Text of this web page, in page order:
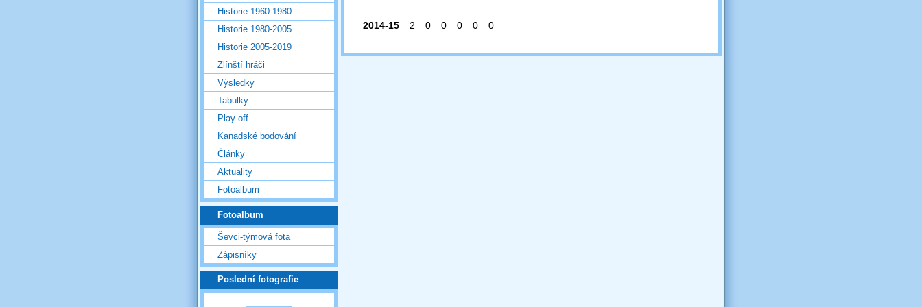
2014-15 2 0 0 0 0 0
Historie 1960-1980
Historie 1980-2005
Historie 2005-2019
Zlínští hráči
Výsledky
Tabulky
Play-off
Kanadské bodování
Články
Aktuality
Fotoalbum
Fotoalbum
Ševci-týmová fota
Zápisníky
Poslední fotografie